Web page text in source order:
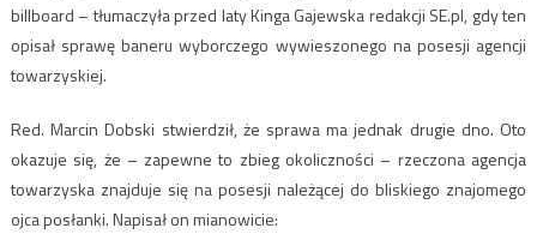
billboard – tłumaczyła przed laty Kinga Gajewska redakcji SE.pl, gdy ten
opisał sprawę baneru wyborczego wywieszonego na posesji agencji
towarzyskiej.
Red. Marcin Dobski stwierdził, że sprawa ma jednak drugie dno. Oto
okazuje się, że – zapewne to zbieg okoliczności – rzeczona agencja
towarzyska znajduje się na posesji należącej do bliskiego znajomego
ojca posłanki. Napisał on mianowicie: